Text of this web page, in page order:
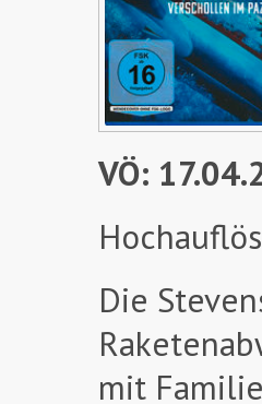
VÖ:
Die
mit